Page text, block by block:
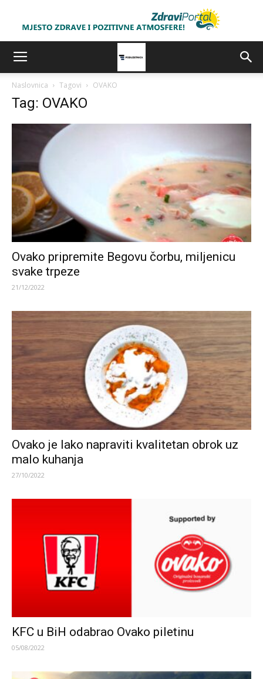
Naslovnica Tagovi OVAKO
Tag: OVAKO
Ovako pripremite Begovu čorbu, miljenicu
svake trpeze
21/12/2022
Ovako je lako napraviti kvalitetan obrok uz
malo kuhanja
27/10/2022
KFC u BiH odabrao Ovako piletinu
05/08/2022